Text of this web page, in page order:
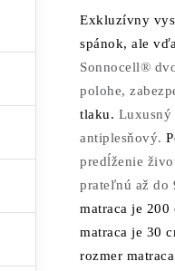
Exkluzívny
spánok, ale
Sonnocell®
polohe,
tlaku. Luxusný
antiplesňový.
predĺženie
prateľnú až do
matraca je
matraca je 30
rozmer